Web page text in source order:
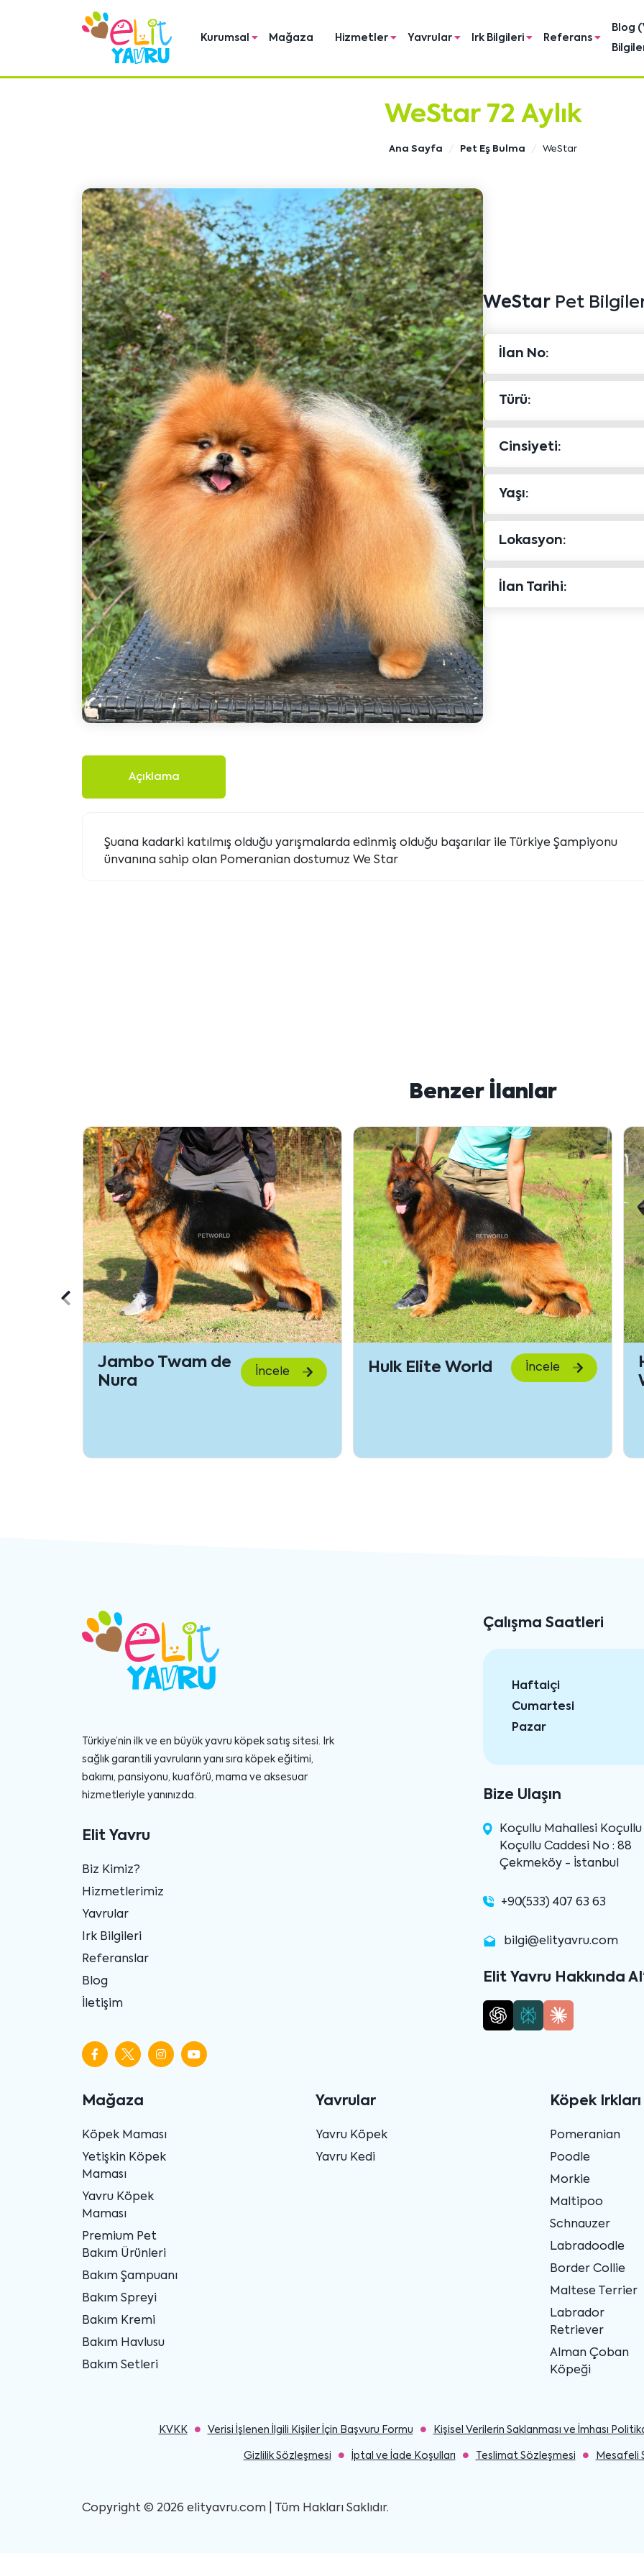
Kurumsal Mağaza Hizmetler Yavrular Irk Bilgileri Referans
Blog
WeStar 72 Aylık
Ana Sayfa Pet Eş Bulma WeStar
WeStar Pet
İlan No:
Türü:
Cinsiyeti:
Yaşı:
Lokasyon:
İlan Tarihi:
Açıklama
Şuana kadarki katılmış olduğu yarışmalarda edinmiş olduğu başarılar ile Türkiye Şampiyonu
ünvanına sahip olan Pomeranian dostumuz We Star
Benzer İlanlar
Jambo Twam de
Nura
İncele Hulk Elite World İncele
Önceki
içeriği
göster
Türkiye’nin ilk ve en büyük yavru köpek satış sitesi. Irk
sağlık garantili yavruların yanı sıra köpek eğitimi,
bakımı, pansiyonu, kuaförü, mama ve aksesuar
hizmetleriyle yanınızda.
Elit Yavru
Biz Kimiz?
Hizmetlerimiz
Yavrular
Irk Bilgileri
Referanslar
Blog
İletişim
Mağaza
Köpek Maması
Yetişkin Köpek
Maması
Yavru Köpek
Maması
Premium Pet
Bakım Ürünleri
Bakım Şampuanı
Bakım Spreyi
Bakım Kremi
Bakım Havlusu
Bakım Setleri
Yavrular
Yavru Köpek
Yavru Kedi
Köpek Irkları
Pomeranian
Poodle
Morkie
Maltipoo
Schnauzer
Labradoodle
Border Collie
Maltese Terrier
Labrador
Retriever
Alman Çoban
Köpeği
Çalışma Saatleri
Haftaiçi
Cumartesi
Pazar
Bize Ulaşın
Koçullu Mahallesi
Koçullu Caddesi No : 88
Çekmeköy - İstanbul
+90(533) 407 63 63
bilgi@elityavru.com
Elit Yavru Hakkında
KVKK Verisi İşlenen İlgili Kişiler İçin Başvuru Formu Kişisel Verilerin Saklanması ve İmhası
Gizlilik Sözleşmesi İptal ve İade Koşulları Teslimat Sözleşmesi Mesafeli
Copyright © 2026 elityavru.com | Tüm Hakları Saklıdır.